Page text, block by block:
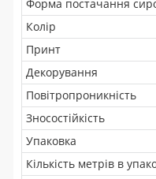
Форма постачання
Колір
Принт
Декорування
Повітропроникність
Зносостійкість
Упаковка
Кількість метрів в